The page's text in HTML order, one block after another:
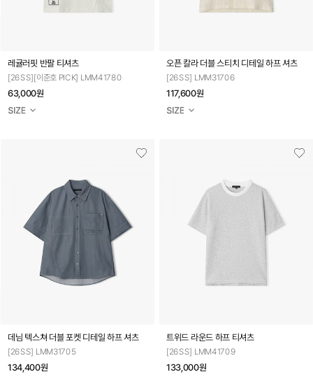
레귤러핏 반팔 티셔츠
[26SS][이준호 PICK] LMM41780
63,000원
오픈 칼라 더블 스티치 디테일 하프 셔츠
[26SS] LMM31706
117,600원
데님 텍스쳐 더블 포켓 디테일 하프 셔츠
[26SS] LMM31705
134,400원
트위드 라운드 하프 티셔츠
[26SS] LMM41709
133,000원